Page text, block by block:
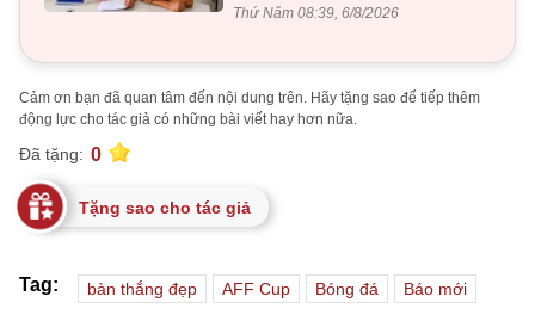
Thứ Năm 08:39, 6/8/2026
Cảm ơn bạn đã quan tâm đến nội dung trên. Hãy tặng sao để tiếp thêm
động lực cho tác giả có những bài viết hay hơn nữa.
Đã tặng: 0
Tặng sao cho tác giả
Tag: bàn thắng đẹp AFF Cup Bóng đá Báo mới